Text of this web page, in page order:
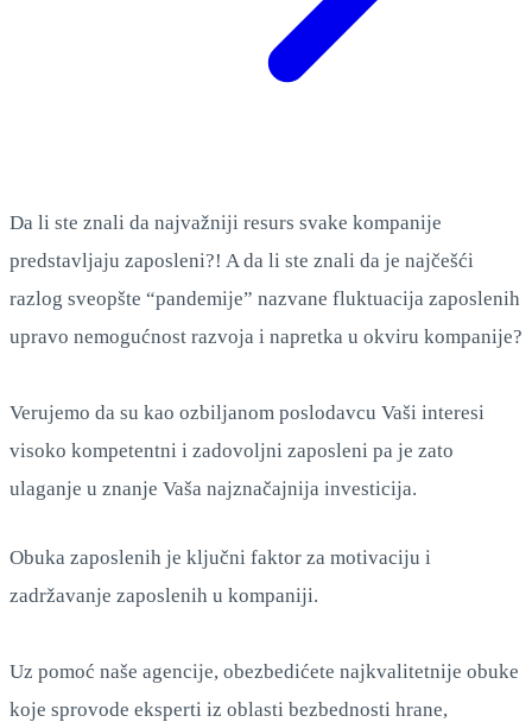
Da li ste znali da najvažniji resurs svake kompanije
predstavljaju zaposleni?! A da li ste znali da je najčešći
razlog sveopšte “pandemije” nazvane fluktuacija zaposlenih
upravo nemogućnost razvoja i napretka u okviru kompanije?
Verujemo da su kao ozbiljanom poslodavcu Vaši interesi
visoko kompetentni i zadovoljni zaposleni pa je zato
ulaganje u znanje Vaša najznačajnija investicija.
Obuka zaposlenih je ključni faktor za motivaciju i
zadržavanje zaposlenih u kompaniji.
Uz pomoć naše agencije, obezbedićete najkvalitetnije obuke
koje sprovode eksperti iz oblasti bezbednosti hrane,